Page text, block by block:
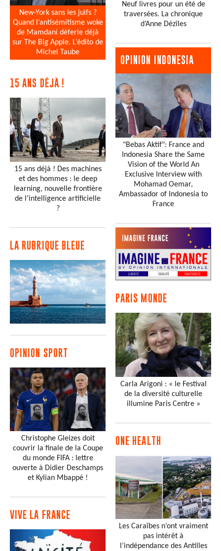
New-York sans les juifs ?
Quand l’antisémitisme woke
de Mamdani déferle déjà
sur The Big Apple. L’édito de
Michel Taube
15 ANS DÉJÀ !
15 ans déjà ! Des machines
et des hommes : le deep
learning, nouvelle frontière
de l’intelligence artificielle
?
LA RUBRIQUE BLEUE
OPINION SPORT
Christophe Gleizes doit
couvrir la finale de la Coupe
du monde FIFA : lettre
ouverte à Didier Deschamps
et Kylian Mbappé !
VIVE LA FRANCE
Neuf livres pour un été de
traversées. La chronique
d’Anne Dézîles
OPINION INDONESIA
"Bebas Aktif": France and
Indonesia Share the Same
Vision of the World An
Exclusive Interview with
Mohamad Oemar,
Ambassador of Indonesia to
France
PARIS MONDE
Carla Arigoni : « le Festival
de la diversité culturelle
illumine Paris Centre »
ONE HEALTH
Les Caraïbes n’ont vraiment
pas intérêt à
l’indépendance des Antilles